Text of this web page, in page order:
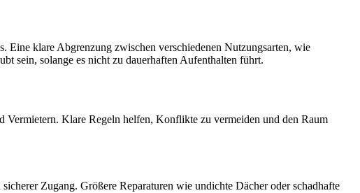
Eine klare Abgrenzung zwischen verschiedenen Nutzungsarten, wie
sein, solange es nicht zu dauerhaften Aufenthalten führt.
Klare Regeln helfen, Konflikte zu vermeiden und den Raum
Zugang. Größere Reparaturen wie undichte Dächer oder schadhafte